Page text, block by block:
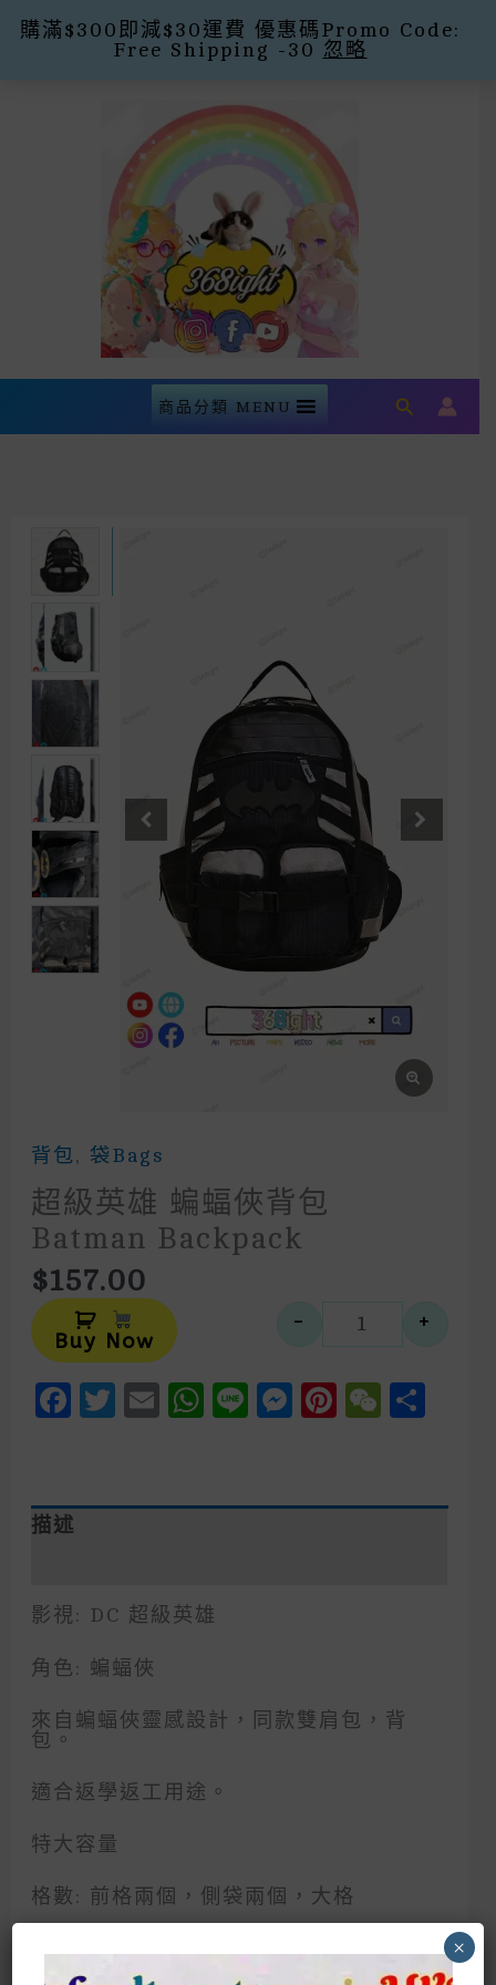
購滿$300即減$30運費 優惠碼Promo Code:
Free Shipping -30 忽略
商品分類 MENU Search
背包, 袋Bags
超級英雄 蝙蝠俠背包
Batman Backpack
$157.00
超級英雄 蝙
- +
Buy Now
Facebook
Twitter
EmailWhatsApp
LineMessenger
描述
影視: DC 超級英雄
角色: 蝙蝠俠
來自蝙蝠俠靈感設計，同款雙肩包，背
包。
適合返學返工用途。
特大容量
格數: 前格兩個，側袋兩個，大格
可放手提電腦背包 ×